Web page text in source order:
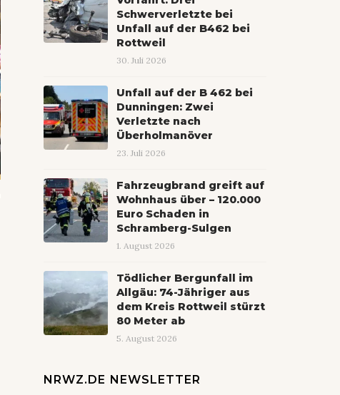
Schwerverletzte bei
Unfall auf der B462 bei
Rottweil
30. Juli 2026
Unfall auf der B 462 bei
Dunningen: Zwei
Verletzte nach
Überholmanöver
23. Juli 2026
Fahrzeugbrand greift auf
Wohnhaus über – 120.000
Euro Schaden in
Schramberg-Sulgen
1. August 2026
Tödlicher Bergunfall im
Allgäu: 74-Jähriger aus
dem Kreis Rottweil stürzt
80 Meter ab
5. August 2026
NRWZ.DE NEWSLETTER